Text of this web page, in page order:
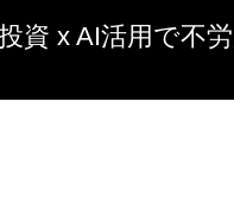
資 x AI活用で不